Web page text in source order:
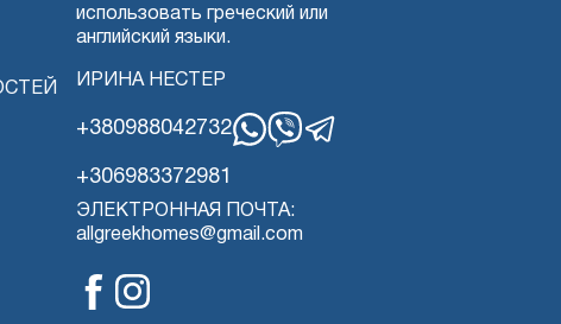
использовать греческий или
английский языки.
ИРИНА НЕСТЕР
+380988042732
+306983372981
ЭЛЕКТРОННАЯ ПОЧТА:
allgreekhomes@gmail.com